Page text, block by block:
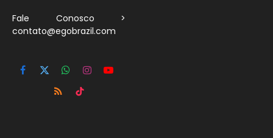
Fale Conosco >
contato@egobrazil.com
Facebook
X
(Twitter)
WhatsApp
InstagramYouTube
RSS
TikTok